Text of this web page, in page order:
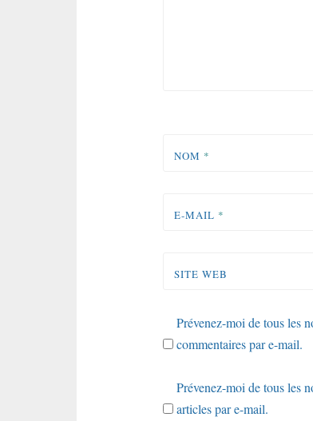
NOM *
E-MAIL *
SITE WEB
Prévenez-moi de tous les
commentaires par e-mail.
Prévenez-moi de tous les
articles par e-mail.